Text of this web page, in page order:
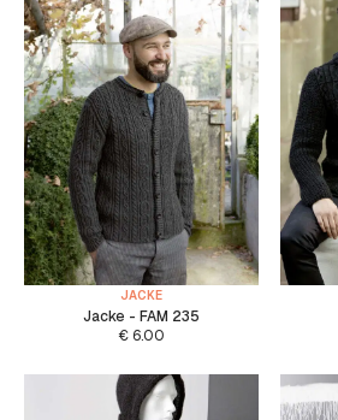
JACKE
Jacke - FAM 235
€ 6.00